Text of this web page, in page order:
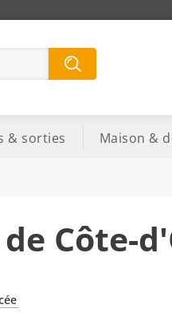
& sorties Maison &
Côte-